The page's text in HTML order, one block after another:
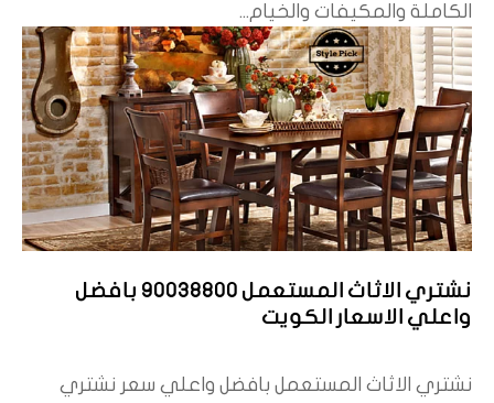
الكاملة والمكيفات والخيام...
نشتري الاثاث المستعمل 90038800 بافضل
واعلي الاسعار الكويت
نشتري الاثاث المستعمل بافضل واعلي سعر نشتري